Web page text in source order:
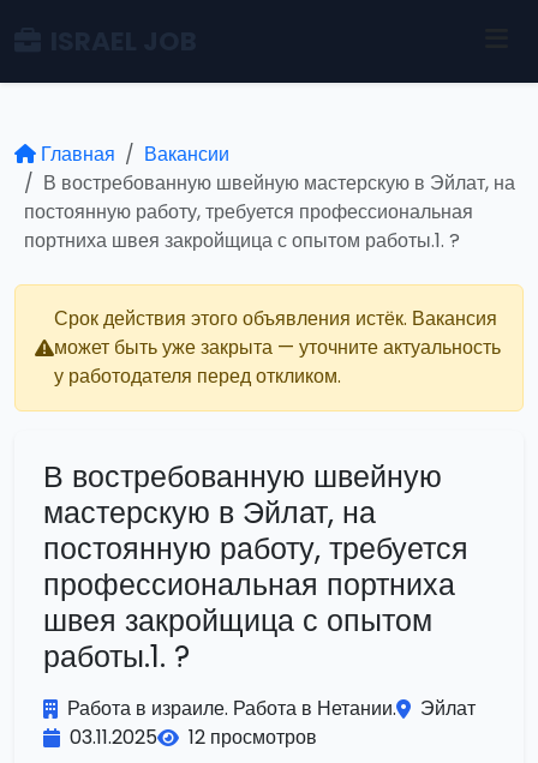
Главная
Вакансии
В востребованную швейную мастерскую в Эйлат, на
постоянную работу, требуется профессиональная
портниха швея закройщица с опытом работы.1. ?
Срок действия этого объявления истёк. Вакансия
может быть уже закрыта — уточните актуальность
у работодателя перед откликом.
В востребованную швейную
мастерскую в Эйлат, на
постоянную работу, требуется
профессиональная портниха
швея закройщица с опытом
работы.1. ?
Работа в израиле. Работа в Нетании.
Эйлат
03.11.2025
12 просмотров